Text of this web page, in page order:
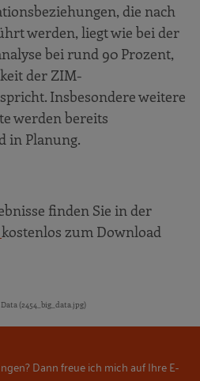
die nach
werden, liegt wie bei der
bei rund 90 Prozent,
der ZIM-
Insbesondere weitere
werden bereits
in Planung.
finden Sie in der
kostenlos zum Download
Hinweise
(2454_big_data.jpg)
Dann freue ich mich auf Ihre E-